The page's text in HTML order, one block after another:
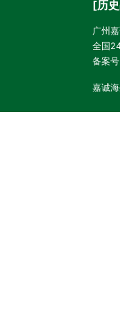
[历
广州
全国
备案
嘉诚